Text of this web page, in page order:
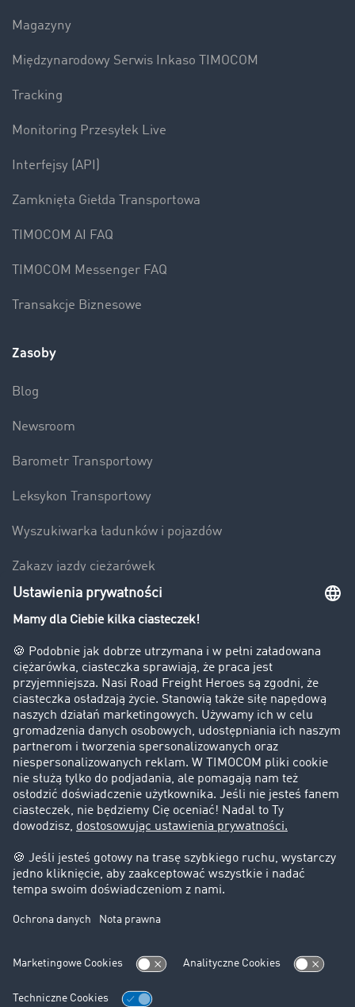
Magazyny
Międzynarodowy Serwis Inkaso TIMOCOM
Tracking
Monitoring Przesyłek Live
Interfejsy (API)
Zamknięta Giełda Transportowa
TIMOCOM AI FAQ
TIMOCOM Messenger FAQ
Transakcje Biznesowe
Zasoby
Blog
Newsroom
Barometr Transportowy
Leksykon Transportowy
Wyszukiwarka ładunków i pojazdów
Zakazy jazdy ciężarówek
Bezpieczeństwo
Firma
Historie sukcesu
Klienci pozyskują nowych klientów
Informacje prawne
Impressum
OWU
Ochrona danych
Ustawienia plików cookies